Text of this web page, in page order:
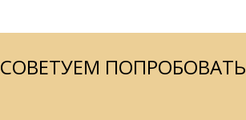
СОВЕТУЕМ ПОПРОБОВАТЬ